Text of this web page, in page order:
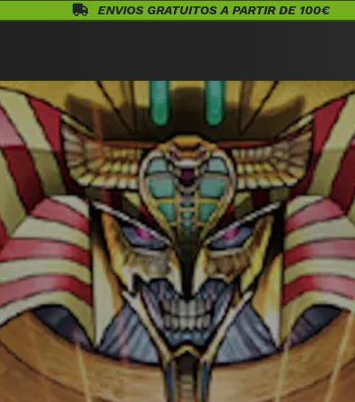
ENVIOS GRATUITOS A PARTIR DE 100€